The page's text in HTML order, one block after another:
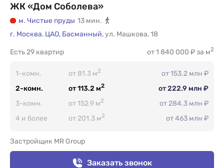
ЖК «Дом Соболева»
м. Чистые пруды 13 мин.
г. Москва, ЦАО, Басманный,ул. Машкова,18
29 квартир
Есть от 1 840 000 ₽ за м2
1-комн. от 81.3 м2
от 153.2 млн ₽
2-комн.
от 113.2 м2
от 222.9 млн ₽
3-комн.
от 152.9 м2
от 284.3 млн ₽
4 и более
от 201.3 м2 от 463 млн ₽
Застройщик MR Group
Заказать звонок